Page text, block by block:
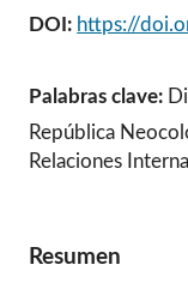
DOI: https://
Palabras clave:
República
Relaciones
Resumen